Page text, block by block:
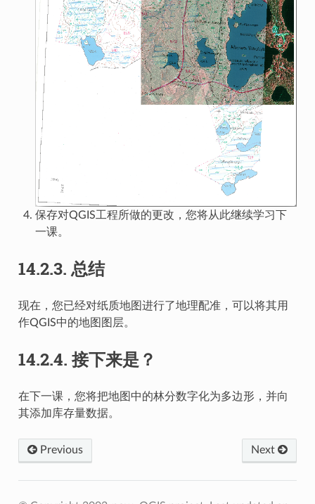
保存对QGIS工程所做的更改，您将从此继续学习下
一课。
14.2.3. 总结
现在，您已经对纸质地图进行了地理配准，可以将其用
作QGIS中的地图图层。
14.2.4. 接下来是？
在下一课，您将把地图中的林分数字化为多边形，并向
其添加库存量数据。
Previous Next